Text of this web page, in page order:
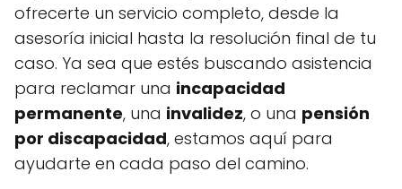
ofrecerte un servicio completo, desde la
asesoría inicial hasta la resolución final de tu
caso. Ya sea que estés buscando asistencia
para reclamar una incapacidad
permanente, una invalidez, o una pensión
por discapacidad, estamos aquí para
ayudarte en cada paso del camino.